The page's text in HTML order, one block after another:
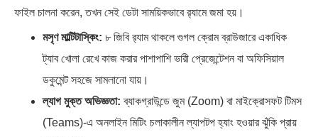
ফাইল চালনা করেন, তখন সেই ডেটা সাময়িকভাবে র‍্যামে জমা হয়।
মসৃণ মাল্টিটাস্কিং: ৮ জিবি র‍্যাম থাকলে গুগল ক্রোম ব্রাউজারে একাধিক
ট্যাব খোলা রেখে কাজ করার পাশাপাশি ভারী প্রেজেন্টেশন বা অফিসিয়াল
ডকুমেন্ট সহজে সামলানো যায়।
ল্যাগ মুক্ত অভিজ্ঞতা: ব্যাকগ্রাউন্ডে জুম (Zoom) বা মাইক্রোসফট টিমস
(Teams)-এ অনলাইন মিটিং চলাকালীন ল্যাপটপ হ্যাং হওয়ার ঝুঁকি প্রায়